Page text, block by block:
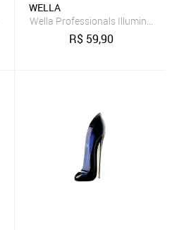
100ml
WELLA
Wella Professionals Illumina
R$ 59,90